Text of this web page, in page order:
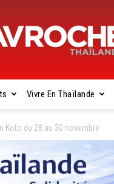
Gavroche
Thaïlande
Vivre En Thaïlande
Koto du 28 au 30 novembre